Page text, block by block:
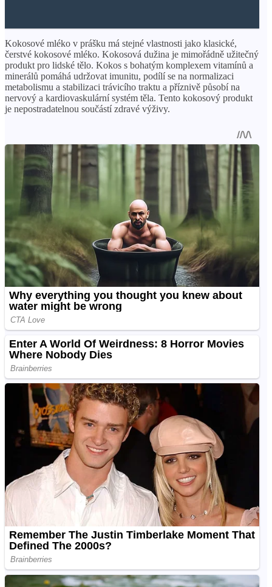
Kokosové mléko v prášku má stejné vlastnosti jako klasické,
čerstvé kokosové mléko. Kokosová dužina je mimořádně užitečný
produkt pro lidské tělo. Kokos s bohatým komplexem vitamínů a
minerálů pomáhá udržovat imunitu, podílí se na normalizaci
metabolismu a stabilizaci trávicího traktu a příznivě působí na
nervový a kardiovaskulární systém těla. Tento kokosový produkt
je nepostradatelnou součástí zdravé výživy.